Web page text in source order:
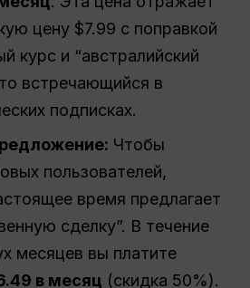
цену $7.99 с поправкой
курс и “австралийский
встречающийся в
подписках.
Чтобы
пользователей,
время предлагает
сделку”. В течение
месяцев вы платите
в месяц (скидка 50%).